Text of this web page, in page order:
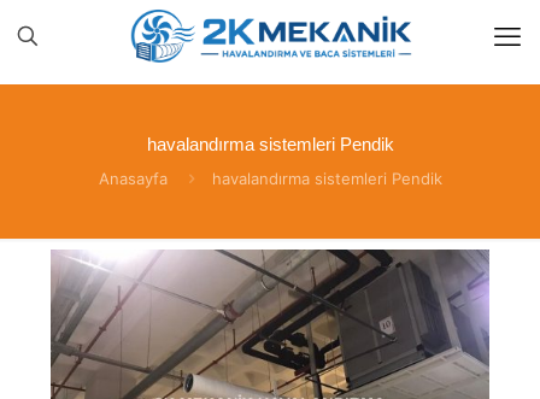
havalandırma sistemleri Pendik
Anasayfa havalandırma sistemleri Pendik